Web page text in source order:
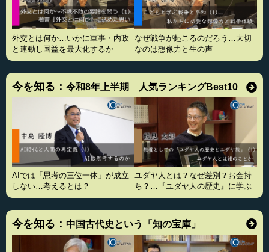
外交とは何か…いかに軍事・内政
と連動し国益を最大化するか
なぜ戦争が起こるのだろう…大切
なのは想像力と生の声
今を知る： 令和8年上半期 人気ランキングBest10
AIでは「思考の三位一体」が成立
しない…考えるとは？
ユダヤ人とは？なぜ差別？お金持
ち？…『ユダヤ人の歴史』に学ぶ
今を知る： 中国古代史という「知の宝庫」